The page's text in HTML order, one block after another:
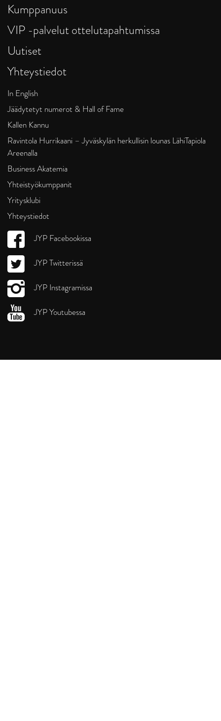
Kumppanuus
VIP -palvelut ottelutapahtumissa
Uutiset
Yhteystiedot
In English
Jäädytetyt numerot & Hall of Fame
Kallen Kannu
Ravintola Hurrikaani – Jyväskylän herkullisin lounas LähiTapiola
Areenalla
Business Akatemia
Yhteistyökumppanit
Yritysklubi
Yhteystiedot
JYP Facebookissa
JYP Twitterissä
JYP Instagramissa
JYP Youtubessa